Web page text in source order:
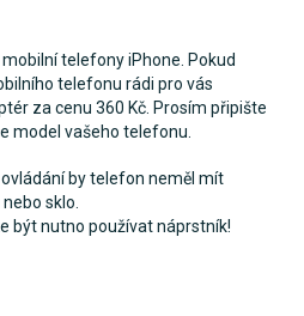
telefony iPhone. Pokud
telefonu rádi pro vás
za cenu 360 Kč. Prosím připište
model vašeho telefonu.
by telefon neměl mít
sklo.
být nutno používat náprstník!